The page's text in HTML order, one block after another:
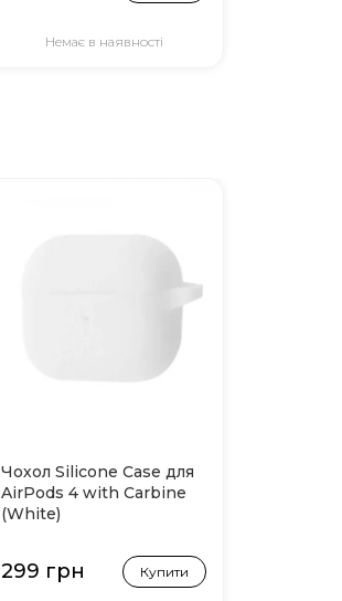
Немає в наявності
Чохол Silicone Case для
AirPods 4 with Carbine
(White)
299 грн Купити